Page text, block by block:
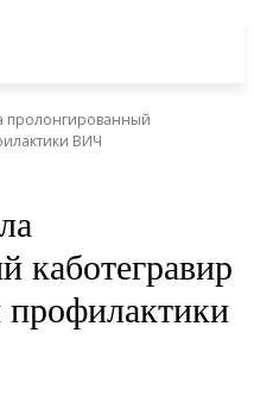
пролонгированный
ВИЧ
каботегравир
профилактики